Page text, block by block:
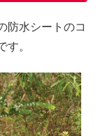
防水シートのコ
す。